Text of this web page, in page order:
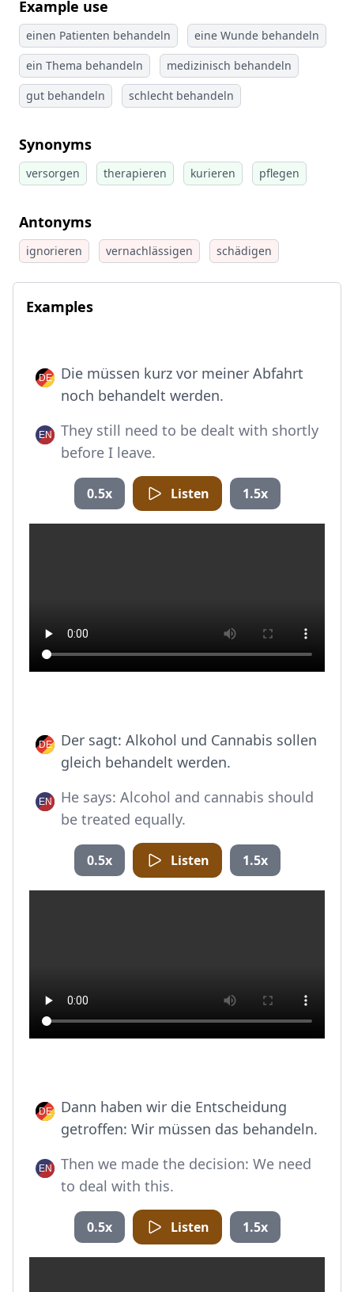
Example use
einen Patienten behandeln
eine Wunde behandeln
ein Thema behandeln
medizinisch behandeln
gut behandeln
schlecht behandeln
Synonyms
versorgen therapieren kurieren pflegen
Antonyms
ignorieren vernachlässigen schädigen
Examples
Die müssen kurz vor meiner Abfahrt
noch behandelt werden.
They still need to be dealt with shortly
before I leave.
0.5x Listen 1.5x
Der sagt: Alkohol und Cannabis sollen
gleich behandelt werden.
He says: Alcohol and cannabis should
be treated equally.
0.5x Listen 1.5x
Dann haben wir die Entscheidung
getroffen: Wir müssen das behandeln.
Then we made the decision: We need
to deal with this.
0.5x Listen 1.5x